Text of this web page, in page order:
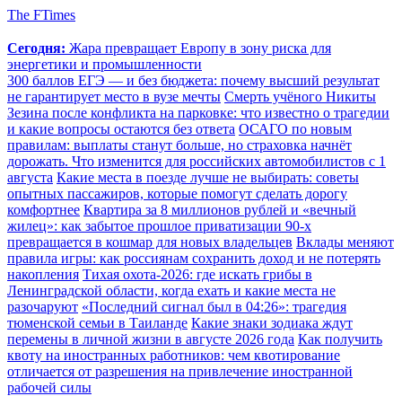
The FTimes
Сегодня: Жара превращает Европу в зону риска для
энергетики и промышленности
300 баллов ЕГЭ — и без бюджета: почему высший результат
не гарантирует место в вузе мечты Смерть учёного Никиты
Зезина после конфликта на парковке: что известно о трагедии
и какие вопросы остаются без ответа ОСАГО по новым
правилам: выплаты станут больше, но страховка начнёт
дорожать. Что изменится для российских автомобилистов с 1
августа Какие места в поезде лучше не выбирать: советы
опытных пассажиров, которые помогут сделать дорогу
комфортнее Квартира за 8 миллионов рублей и «вечный
жилец»: как забытое прошлое приватизации 90-х
превращается в кошмар для новых владельцев Вклады меняют
правила игры: как россиянам сохранить доход и не потерять
накопления Тихая охота-2026: где искать грибы в
Ленинградской области, когда ехать и какие места не
разочаруют «Последний сигнал был в 04:26»: трагедия
тюменской семьи в Таиланде Какие знаки зодиака ждут
перемены в личной жизни в августе 2026 года Как получить
квоту на иностранных работников: чем квотирование
отличается от разрешения на привлечение иностранной
рабочей силы